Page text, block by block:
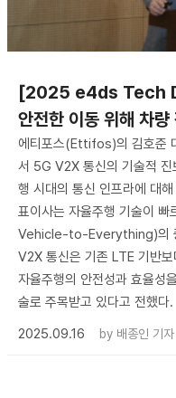
[2025 e4ds Tech
안전한 이동 위해 차량
에티포스(Ettifos)의 김호준
서 5G V2X 통신의 기술적 진
행 시대의 통신 인프라에 대
표이사는 자율주행 기술이
Vehicle-to-Everything)의
V2X 통신은 기존 LTE 기반
자율주행의 안전성과 효율성
술로 주목받고 있다고 전했다.
2025.09.16
by 배종인 기자